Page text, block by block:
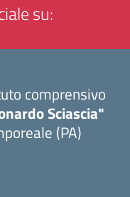
su:
comprensivo
Sciascia"
(PA)